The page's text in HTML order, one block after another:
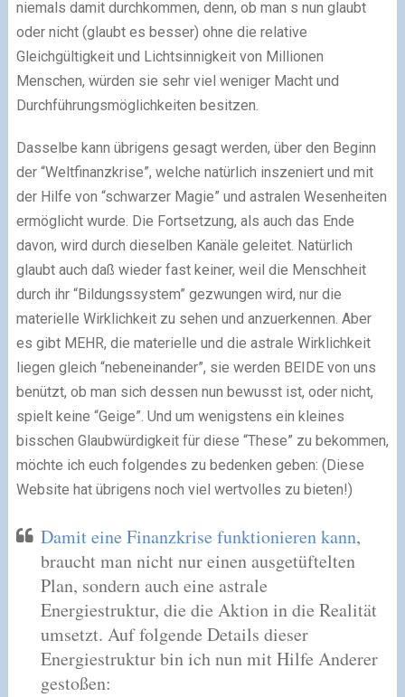
niemals damit durchkommen, denn, ob man s nun glaubt
oder nicht (glaubt es besser) ohne die relative
Gleichgültigkeit und Lichtsinnigkeit von Millionen
Menschen, würden sie sehr viel weniger Macht und
Durchführungsmöglichkeiten besitzen.
Dasselbe kann übrigens gesagt werden, über den Beginn
der “Weltfinanzkrise”, welche natürlich inszeniert und mit
der Hilfe von “schwarzer Magie” und astralen Wesenheiten
ermöglicht wurde. Die Fortsetzung, als auch das Ende
davon, wird durch dieselben Kanäle geleitet. Natürlich
glaubt auch daß wieder fast keiner, weil die Menschheit
durch ihr “Bildungssystem” gezwungen wird, nur die
materielle Wirklichkeit zu sehen und anzuerkennen. Aber
es gibt MEHR, die materielle und die astrale Wirklichkeit
liegen gleich “nebeneinander”, sie werden BEIDE von uns
benützt, ob man sich dessen nun bewusst ist, oder nicht,
spielt keine “Geige”. Und um wenigstens ein kleines
bisschen Glaubwürdigkeit für diese “These” zu bekommen,
möchte ich euch folgendes zu bedenken geben: (Diese
Website hat übrigens noch viel wertvolles zu bieten!)
Damit eine Finanzkrise funktionieren kann,
braucht man nicht nur einen ausgetüftelten
Plan, sondern auch eine astrale
Energiestruktur, die die Aktion in die Realität
umsetzt. Auf folgende Details dieser
Energiestruktur bin ich nun mit Hilfe Anderer
gestoßen: